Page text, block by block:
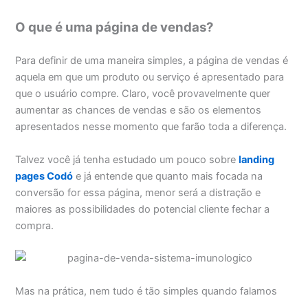
O que é uma página de vendas?
Para definir de uma maneira simples, a página de vendas é
aquela em que um produto ou serviço é apresentado para
que o usuário compre. Claro, você provavelmente quer
aumentar as chances de vendas e são os elementos
apresentados nesse momento que farão toda a diferença.
Talvez você já tenha estudado um pouco sobrelanding
pages Codó e já entende que quanto mais focada na
conversão for essa página, menor será a distração e
maiores as possibilidades do potencial cliente fechar a
compra.
Mas na prática, nem tudo é tão simples quando falamos